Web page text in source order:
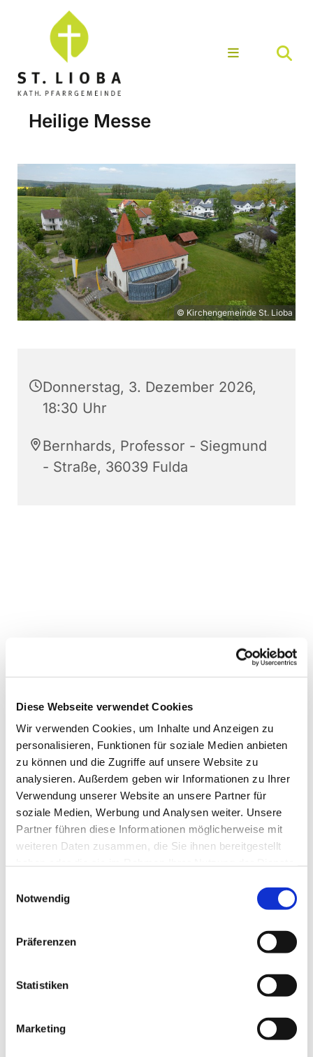
Diese Webseite verwendet Cookies
Wir verwenden Cookies, um Inhalte und Anzeigen zu
personalisieren, Funktionen für soziale Medien anbieten
zu können und die Zugriffe auf unsere Website zu
analysieren. Außerdem geben wir Informationen zu Ihrer
Verwendung unserer Website an unsere Partner für
soziale Medien, Werbung und Analysen weiter. Unsere
Partner führen diese Informationen möglicherweise mit
weiteren Daten zusammen, die Sie ihnen bereitgestellt
Notwendig
Präferenzen
Statistiken
Marketing
Heilige Messe
© Kirchengemeinde St. Lioba
Donnerstag, 3. Dezember 2026,
18:30 Uhr
Bernhards, Professor - Siegmund
- Straße, 36039 Fulda
Dies könnte Sie auch
interessieren